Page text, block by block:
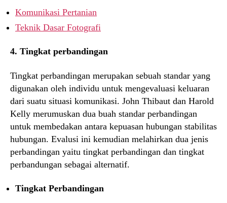
Komunikasi Pertanian
Teknik Dasar Fotografi
4. Tingkat perbandingan
Tingkat perbandingan merupakan sebuah standar yang
digunakan oleh individu untuk mengevaluasi keluaran
dari suatu situasi komunikasi. John Thibaut dan Harold
Kelly merumuskan dua buah standar perbandingan
untuk membedakan antara kepuasan hubungan stabilitas
hubungan. Evalusi ini kemudian melahirkan dua jenis
perbandingan yaitu tingkat perbandingan dan tingkat
perbandungan sebagai alternatif.
Tingkat Perbandingan